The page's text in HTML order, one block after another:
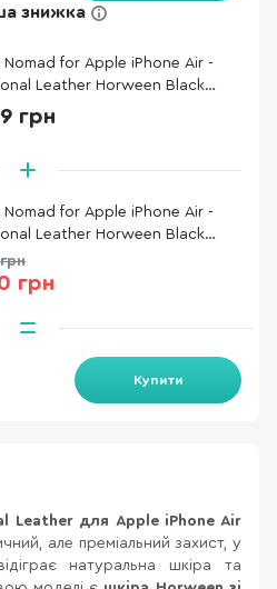
знижка
Nomad for Apple iPhone Air -
Leather Horween Black
грн
Nomad for Apple iPhone Air -
Leather Horween Black
грн
Купити
Leather для Apple iPhone Air
але преміальний захист, у
натуральна шкіра та